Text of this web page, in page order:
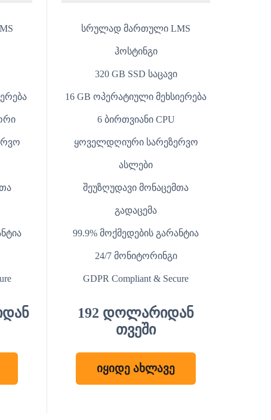
სრულად მართული LMS
ჰოსტინგი
320 GB SSD საცავი
16 GB ოპერატიული მეხსიერება
6 ბირთვიანი CPU
ყოველდღიური სარეზერვო
ასლები
შეუზღუდავი მონაცემთა
გადაცემა
99.9% მოქმედების გარანტია
24/7 მონიტორინგი
GDPR Compliant & Secure
192 დოლარიდან
თვეში
იყიდე ახლავე